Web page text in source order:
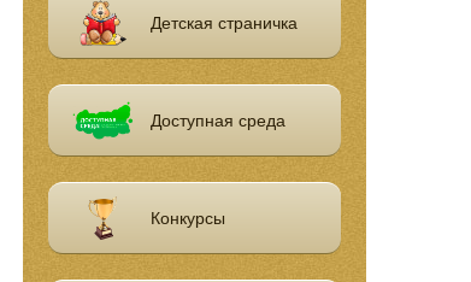
Детская страничка
Доступная среда
Конкурсы